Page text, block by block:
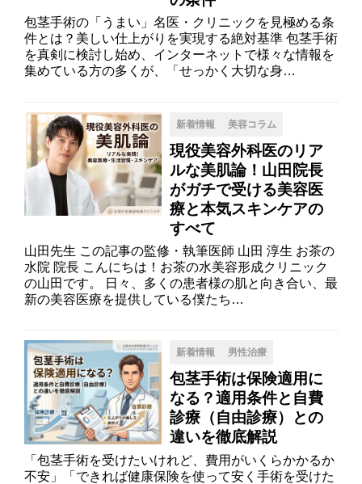
包茎手術の「うまい」名医・クリニックを見極める条
件とは？美しい仕上がりを実現する絶対基準 包茎手術
を真剣に検討し始め、インターネットで様々な情報を
集めている方の多くが、「せっかく大切な身…
新着情報 美容コラム
現役美容外科医のリア
ルな美肌論！山田院長
がガチで受ける美容医
療と本気スキンケアの
すべて
山田先生 この記事の監修・執筆医師 山田 淳生 お茶の
水院 院長 こんにちは！お茶の水美容形成クリニック
の山田です。 日々、多くの患者様の肌と向き合い、最
新の美容医療を提供している僕たち…
新着情報 男性治療
包茎手術は保険適用に
なる？適用条件と自費
診療（自由診療）との
違いを徹底解説
「包茎手術を受けたいけれど、費用がいくらかかるか
不安」「できれば健康保険を使って安く手術を受けた